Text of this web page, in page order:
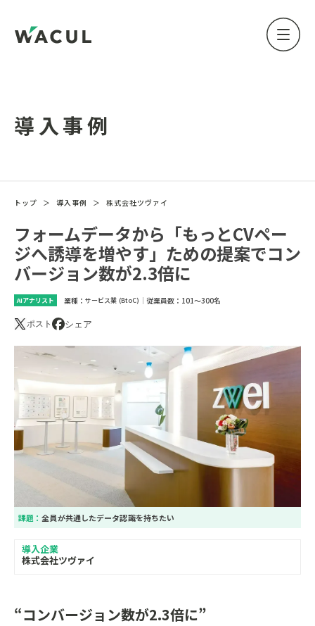
導入事例
トップ ＞ 導入事例 ＞ 株式会社ツヴァイ
フォームデータから「もっとCVペー
ジへ誘導を増やす」ための提案でコン
バージョン数が2.3倍に
AIアナリスト 業種： サービス業 (BtoC) ｜ 従業員数： 101～300名
ポスト シェア
課題：全員が共通したデータ認識を持ちたい
導入企業
株式会社ツヴァイ
“コンバージョン数が2.3倍に”